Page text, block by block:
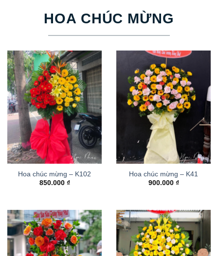
HOA CHÚC MỪNG
Hoa chúc mừng – K102
850.000 ₫
Hoa chúc mừng – K41
900.000 ₫